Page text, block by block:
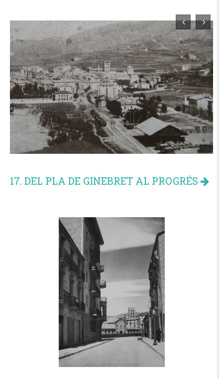
17. DEL PLA DE GINEBRET AL PROGRÉS